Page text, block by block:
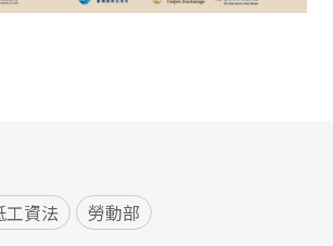
工資法 勞動部